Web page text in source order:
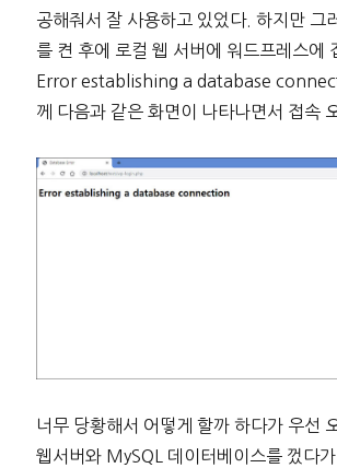
공해줘서 잘 사용하고 있었다. 하지만 그
를 켠 후에 로컬 웹 서버에 워드프레스에
Error establishing a database
께 다음과 같은 화면이 나타나면서 접속
너무 당황해서 어떻게 할까 하다가 우선
웹서버와 MySQL 데이터베이스를 껐다